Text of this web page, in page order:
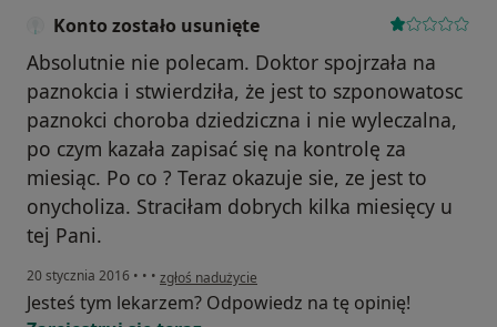
Konto zostało usunięte
Absolutnie nie polecam. Doktor spojrzała na
paznokcia i stwierdziła, że jest to szponowatosc
paznokci choroba dziedziczna i nie wyleczalna,
po czym kazała zapisać się na kontrolę za
miesiąc. Po co ? Teraz okazuje sie, ze jest to
onycholiza. Straciłam dobrych kilka miesięcy u
tej Pani.
20 stycznia 2016 • • • w opinii użytkownika Konto zostało usunięte
zgłoś nadużycie
Jesteś tym lekarzem? Odpowiedz na tę opinię!